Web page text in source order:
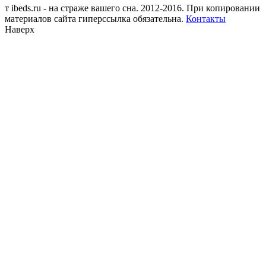
т ibeds.ru - на страже вашего сна. 2012-2016. При копировании
материалов сайта гиперссылка обязательна. Контакты
Наверх